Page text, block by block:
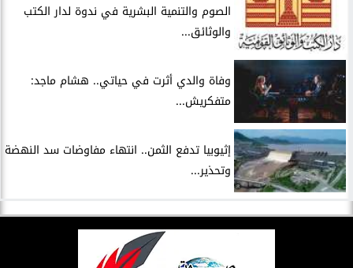
الصوم والتنمية البشرية في ندوة لدار الكتب
والوثائق...
وفاة والدي أثرت في حياتي.. هشام ماجد:
متفكريش...
إثيوبيا تدفع الثمن.. انتهاء مفاوضات سد النهضة
وتحذير...